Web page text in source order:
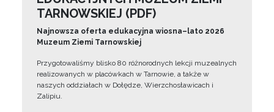
TARNOWSKIEJ (PDF)
Najnowsza oferta edukacyjna wiosna–lato 2026
Muzeum Ziemi Tarnowskiej
Przygotowaliśmy blisko 80 różnorodnych lekcji muzealnych
realizowanych w placówkach w Tarnowie, a także w
naszych oddziałach w Dołędze, Wierzchosławicach i
Zalipiu.